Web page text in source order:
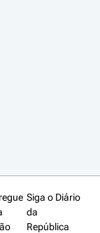
Siga o Diário
da
República